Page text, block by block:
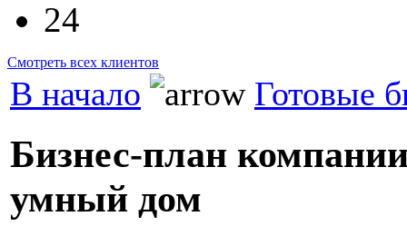
Смотреть всех клиентов
В начало Готовые
Бизнес-план
умный дом